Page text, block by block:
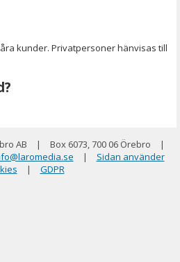
kunder. Privatpersoner hänvisas till
AB | Box 6073, 700 06 Örebro
|
|
Sidan använder
| GDPR